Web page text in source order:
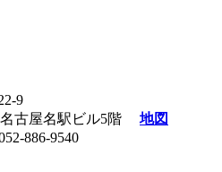
9
名古屋名駅ビル5階 地図
886-9540